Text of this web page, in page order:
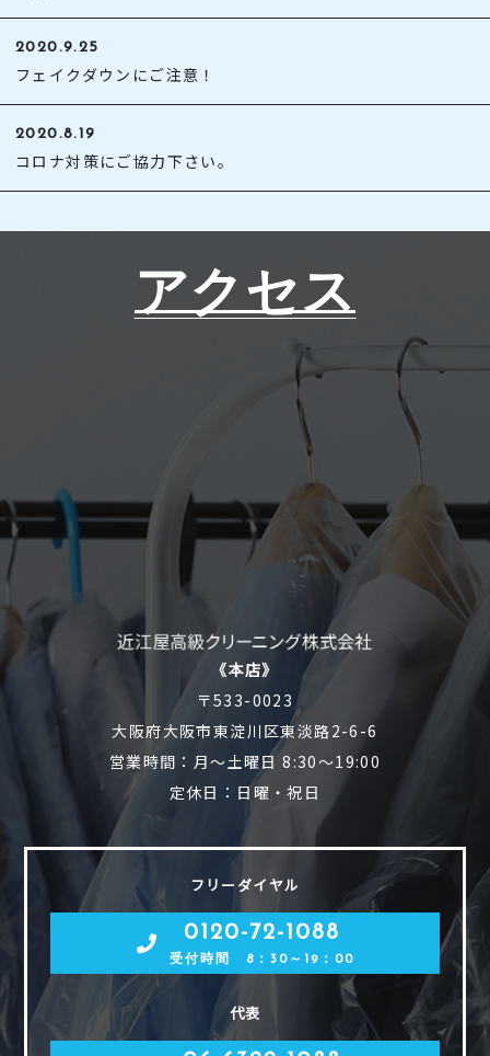
2020.9.25
フェイクダウンにご注意！
2020.8.19
コロナ対策にご協力下さい。
アクセス
《本店》
〒533-0023
大阪府大阪市東淀川区東淡路2-6-6
営業時間：月～土曜日 8:30～19:00
定休日：日曜・祝日
フリーダイヤル
0120-72-1088
受付時間 8：30～19：00
代表